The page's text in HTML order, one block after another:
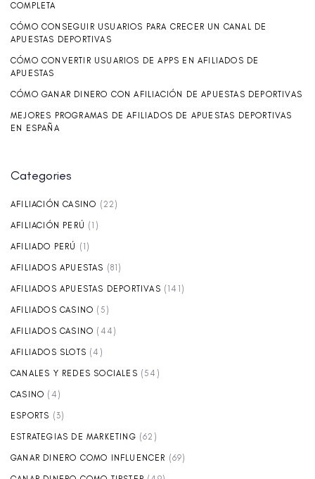
COMPLETA
CÓMO CONSEGUIR USUARIOS PARA CRECER UN CANAL DE
APUESTAS DEPORTIVAS
CÓMO CONVERTIR USUARIOS DE APPS EN AFILIADOS DE
APUESTAS
CÓMO GANAR DINERO CON AFILIACIÓN DE APUESTAS DEPORTIVAS
MEJORES PROGRAMAS DE AFILIADOS DE APUESTAS DEPORTIVAS
EN ESPAÑA
Categories
AFILIACIÓN CASINO (22)
AFILIACIÓN PERÚ (1)
AFILIADO PERÚ (1)
AFILIADOS APUESTAS (81)
AFILIADOS APUESTAS DEPORTIVAS (141)
AFILIADOS CASINO (5)
AFILIADOS CASINO (44)
AFILIADOS SLOTS (4)
CANALES Y REDES SOCIALES (54)
CASINO (4)
ESPORTS (3)
ESTRATEGIAS DE MARKETING (62)
GANAR DINERO COMO INFLUENCER (69)